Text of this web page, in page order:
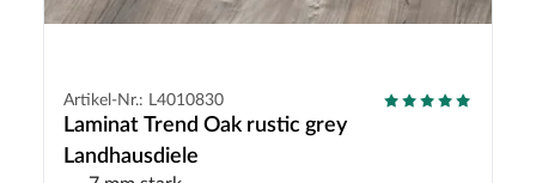
Artikel-Nr.: L4010830
Laminat Trend Oak rustic grey
Landhausdiele